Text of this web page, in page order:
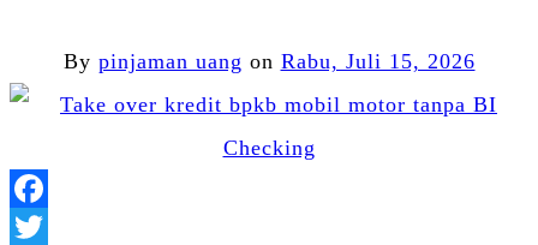
By pinjaman uang on Rabu, Juli 15, 2026